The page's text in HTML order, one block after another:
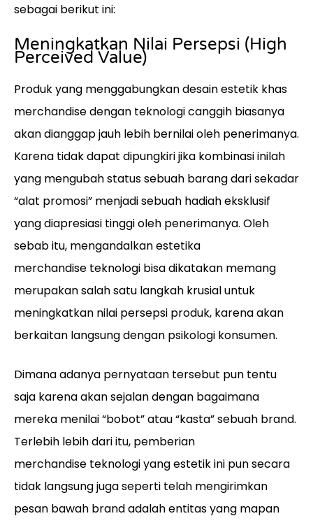
sebagai berikut ini:
Meningkatkan Nilai Persepsi (High
Perceived Value)
Produk yang menggabungkan desain estetik khas
merchandise dengan teknologi canggih biasanya
akan dianggap jauh lebih bernilai oleh penerimanya.
Karena tidak dapat dipungkiri jika kombinasi inilah
yang mengubah status sebuah barang dari sekadar
“alat promosi” menjadi sebuah hadiah eksklusif
yang diapresiasi tinggi oleh penerimanya. Oleh
sebab itu, mengandalkan estetika
merchandise teknologi bisa dikatakan memang
merupakan salah satu langkah krusial untuk
meningkatkan nilai persepsi produk, karena akan
berkaitan langsung dengan psikologi konsumen.
Dimana adanya pernyataan tersebut pun tentu
saja karena akan sejalan dengan bagaimana
mereka menilai “bobot” atau “kasta” sebuah brand.
Terlebih lebih dari itu, pemberian
merchandise teknologi yang estetik ini pun secara
tidak langsung juga seperti telah mengirimkan
pesan bawah brand adalah entitas yang mapan